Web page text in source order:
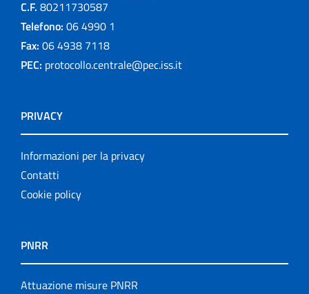
C.F. 80211730587
Telefono: 06 4990 1
Fax: 06 4938 7118
PEC: protocollo.centrale@pec.iss.it
PRIVACY
Informazioni per la privacy
Contatti
Cookie policy
PNRR
Attuazione misure PNRR